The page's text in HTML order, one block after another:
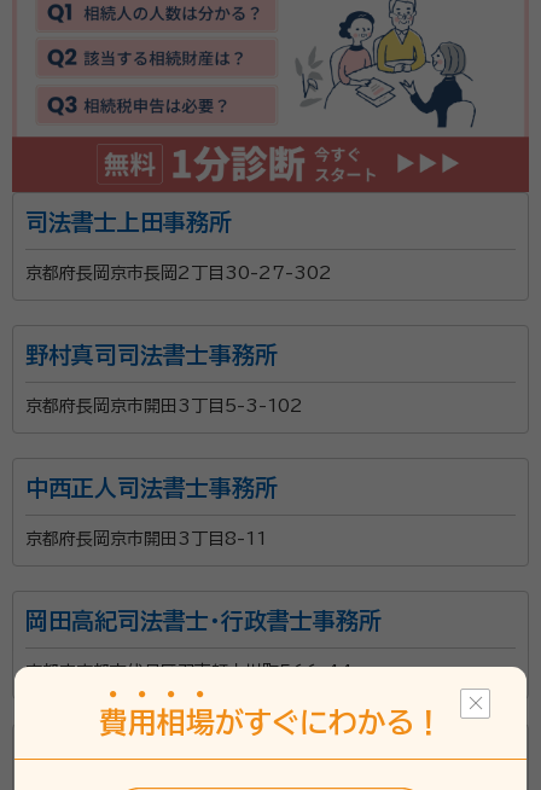
司法書士上田事務所
京都府長岡京市長岡2丁目30-27-302
野村真司司法書士事務所
京都府長岡京市開田3丁目5-3-102
中西正人司法書士事務所
京都府長岡京市開田3丁目8-11
岡田高紀司法書士・行政書士事務所
京都府京都市伏見区羽束師古川町566-44
辻本司法書士事務所
費用 相場がすぐにわかる！